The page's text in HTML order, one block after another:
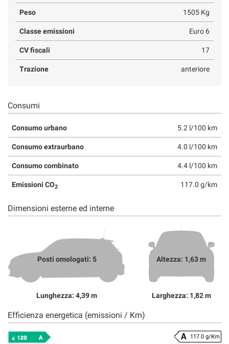
Peso 1505 Kg
Classe emissioni Euro 6
CV fiscali 17
Trazione anteriore
Consumi
Consumo urbano 5.2 l/100 km
Consumo extraurbano 4.0 l/100 km
Consumo combinato 4.4 l/100 km
Emissioni CO2 117.0 g/km
Dimensioni esterne ed interne
Posti omologati: 5
Lunghezza: 4,39 m
Altezza: 1,63 m
Larghezza: 1,82 m
Efficienza energetica (emissioni / Km)
117.0 g/Km